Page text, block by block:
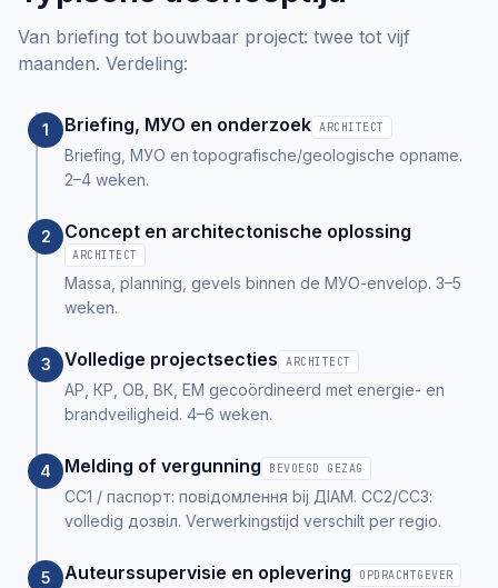
Van briefing tot bouwbaar project: twee tot vijf
maanden. Verdeling:
1 Briefing, МУО en onderzoek ARCHITECT
Briefing, МУО en topografische/geologische opname.
2–4 weken.
2 Concept en architectonische oplossing
ARCHITECT
Massa, planning, gevels binnen de МУО-envelop. 3–5
weken.
3 Volledige projectsecties ARCHITECT
АР, КР, ОВ, ВК, ЕМ gecoördineerd met energie- en
brandveiligheid. 4–6 weken.
4 Melding of vergunning BEVOEGD GEZAG
CC1 / паспорт: повідомлення bij ДІАМ. CC2/CC3:
volledig дозвіл. Verwerkingstijd verschilt per regio.
5 Auteurssupervisie en oplevering OPDRACHTGEVER